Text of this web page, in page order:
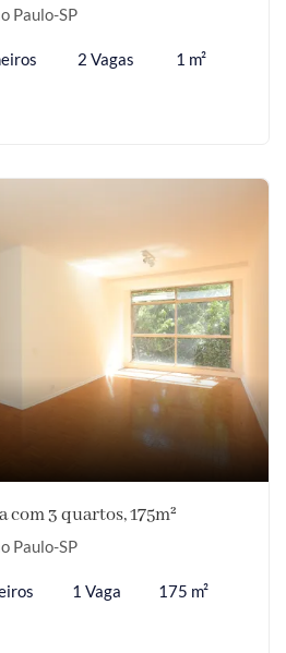
Paulo-SP
2 Vagas 1 m²
3 quartos, 175m²
Paulo-SP
1 Vaga 175 m²